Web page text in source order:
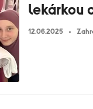
lekárkou
12.06.2025